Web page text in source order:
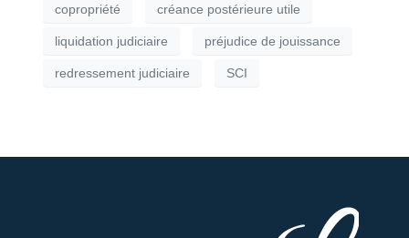
copropriété créance postérieure utile
liquidation judiciaire préjudice de jouissance
redressement judiciaire SCI